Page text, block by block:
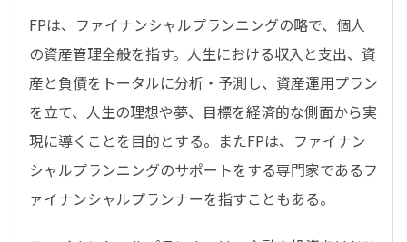
FPは、ファイナンシャルプランニングの略で、個人
の資産管理全般を指す。人生における収入と支出、資
産と負債をトータルに分析・予測し、資産運用プラン
を立て、人生の理想や夢、目標を経済的な側面から実
現に導くことを目的とする。またFPは、ファイナン
シャルプランニングのサポートをする専門家であるフ
ァイナンシャルプランナーを指すこともある。